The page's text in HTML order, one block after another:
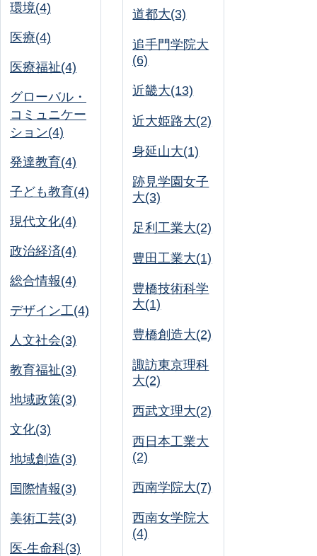
環境(4)
医療(4)
医療福祉(4)
グローバル・
コミュニケー
ション(4)
発達教育(4)
子ども教育(4)
現代文化(4)
政治経済(4)
総合情報(4)
デザイン工(4)
人文社会(3)
教育福祉(3)
地域政策(3)
文化(3)
地域創造(3)
国際情報(3)
美術工芸(3)
医-生命科(3)
道都大(3)
追手門学院大
(6)
近畿大(13)
近大姫路大(2)
身延山大(1)
跡見学園女子
大(3)
足利工業大(2)
豊田工業大(1)
豊橋技術科学
大(1)
豊橋創造大(2)
諏訪東京理科
大(2)
西武文理大(2)
西日本工業大
(2)
西南学院大(7)
西南女学院大
(4)